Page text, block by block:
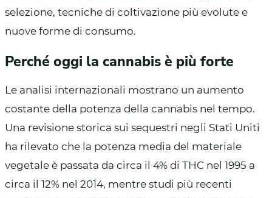
selezione, tecniche di coltivazione più evolute e
nuove forme di consumo.
Perché oggi la cannabis è più forte
Le analisi internazionali mostrano un aumento
costante della potenza della cannabis nel tempo.
Una revisione storica sui sequestri negli Stati Uniti
ha rilevato che la potenza media del materiale
vegetale è passata da circa il 4% di THC nel 1995 a
circa il 12% nel 2014, mentre studi più recenti